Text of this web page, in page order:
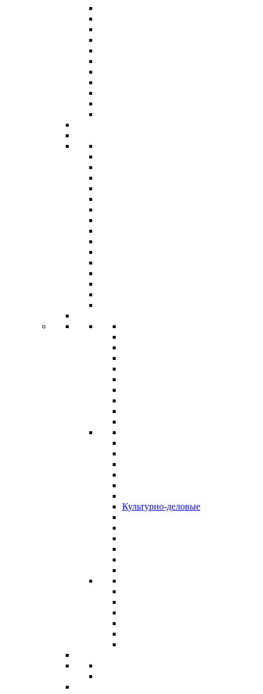
Культурно-деловые